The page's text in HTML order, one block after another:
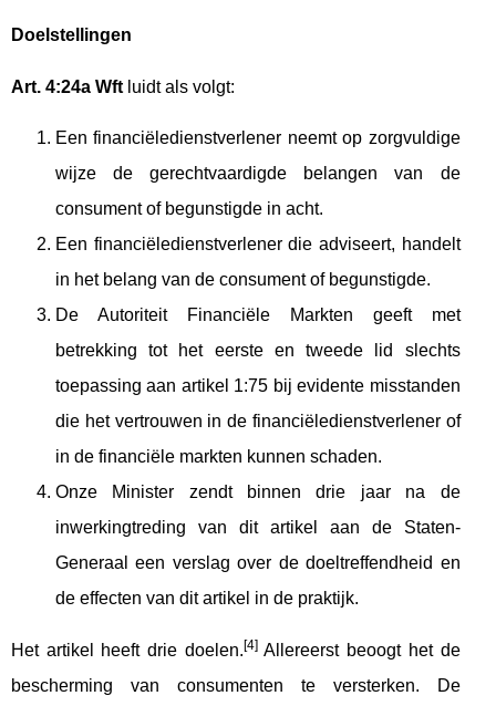
Doelstellingen
Art. 4:24a Wft luidt als volgt:
Een financiëledienstverlener neemt op zorgvuldige
wijze de gerechtvaardigde belangen van de
consument of begunstigde in acht.
Een financiëledienstverlener die adviseert, handelt
in het belang van de consument of begunstigde.
De Autoriteit Financiële Markten geeft met
betrekking tot het eerste en tweede lid slechts
toepassing aan artikel 1:75 bij evidente misstanden
die het vertrouwen in de financiëledienstverlener of
in de financiële markten kunnen schaden.
Onze Minister zendt binnen drie jaar na de
inwerkingtreding van dit artikel aan de Staten-
Generaal een verslag over de doeltreffendheid en
de effecten van dit artikel in de praktijk.
Het artikel heeft drie doelen.[4]Allereerst beoogt het de
bescherming van consumenten te versterken. De